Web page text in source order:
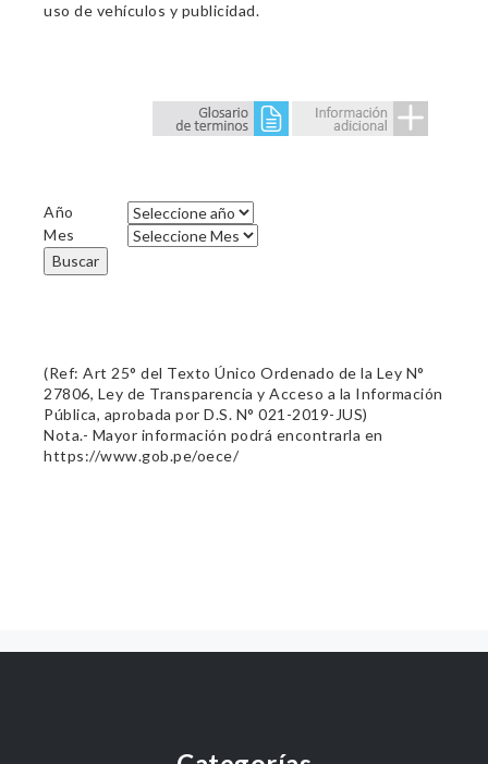
uso de vehículos y publicidad.
Año
Mes
Buscar
(Ref: Art 25° del Texto Único Ordenado de la Ley N°
27806, Ley de Transparencia y Acceso a la Información
Pública, aprobada por D.S. N° 021-2019-JUS)
Nota.- Mayor información podrá encontrarla en
https://www.gob.pe/oece/